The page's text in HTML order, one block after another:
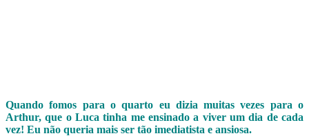
Quando fomos para o quarto eu dizia muitas vezes para o
Arthur, que o Luca tinha me ensinado a viver um dia de cada
vez! Eu não queria mais ser tão imediatista e ansiosa.